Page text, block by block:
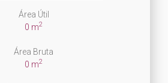
Área Útil
0 m2
Área Bruta
0 m2